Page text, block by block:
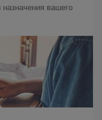
назначения вашего